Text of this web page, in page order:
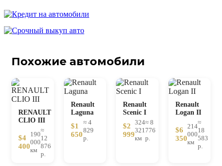
Похожие автомобили
RENAULT
CLIO III
$4
400
190
000
км
≈
12
876
р.
Renault
Laguna
$1
650
≈ 4
829
р.
Renault
Scenic I
$2
999
324
321
км
≈ 8
776
р.
Renault
Logan II
$6
350
214
000
км
≈
18
583
р.